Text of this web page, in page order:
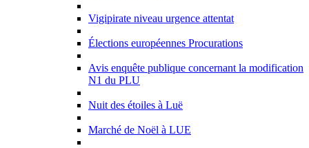
Vigipirate niveau urgence attentat
Élections européennes Procurations
Avis enquête publique concernant la modification
N1 du PLU
Nuit des étoiles à Luë
Marché de Noël à LUE